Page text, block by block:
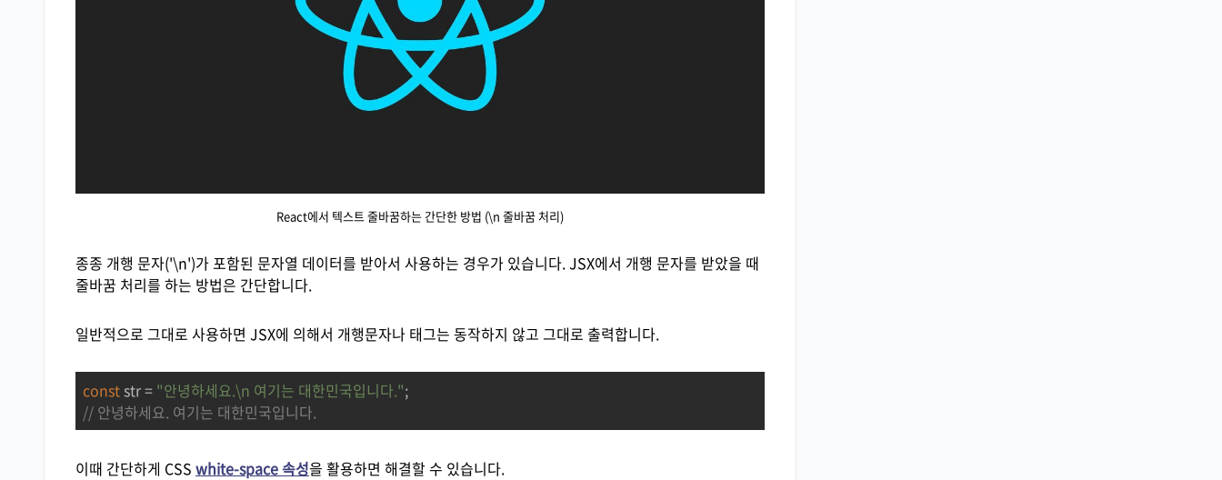
React에서 텍스트 줄바꿈하는 간단한 방법 (\n 줄바꿈 처리)
종종 개행 문자('\n')가 포함된 문자열 데이터를 받아서 사용하는 경우가 있습니다. JSX에서 개행 문자를 받았을 때
줄바꿈 처리를 하는 방법은 간단합니다.
일반적으로 그대로 사용하면 JSX에 의해서 개행문자나 태그는 동작하지 않고 그대로 출력합니다.
const str = "안녕하세요.\n 여기는 대한민국입니다."
// 안녕하세요. 여기는 대한민국입니다.
이때 간단하게 CSS white-space 속성을 활용하면 해결할 수 있습니다.